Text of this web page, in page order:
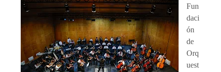
Fun
daci
ón
de
Orq
uest